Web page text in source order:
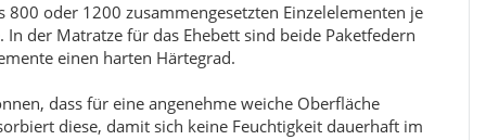
800 oder 1200 zusammengesetzten Einzelelementen je
der Matratze für das Ehebett sind beide Paketfedern
einen harten Härtegrad.
dass für eine angenehme weiche Oberfläche
diese, damit sich keine Feuchtigkeit dauerhaft im